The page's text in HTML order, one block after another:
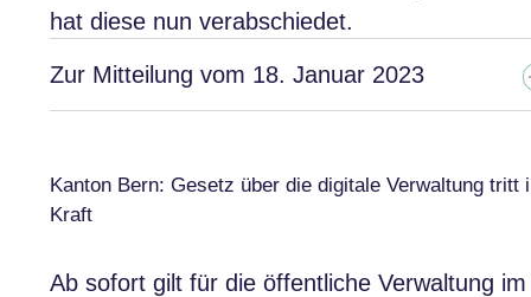
hat diese nun verabschiedet.
Zur Mitteilung vom 18. Januar 2023
Kanton Bern: Gesetz über die digitale Verwaltung tritt
Kraft
Ab sofort gilt für die öffentliche Verwaltung im